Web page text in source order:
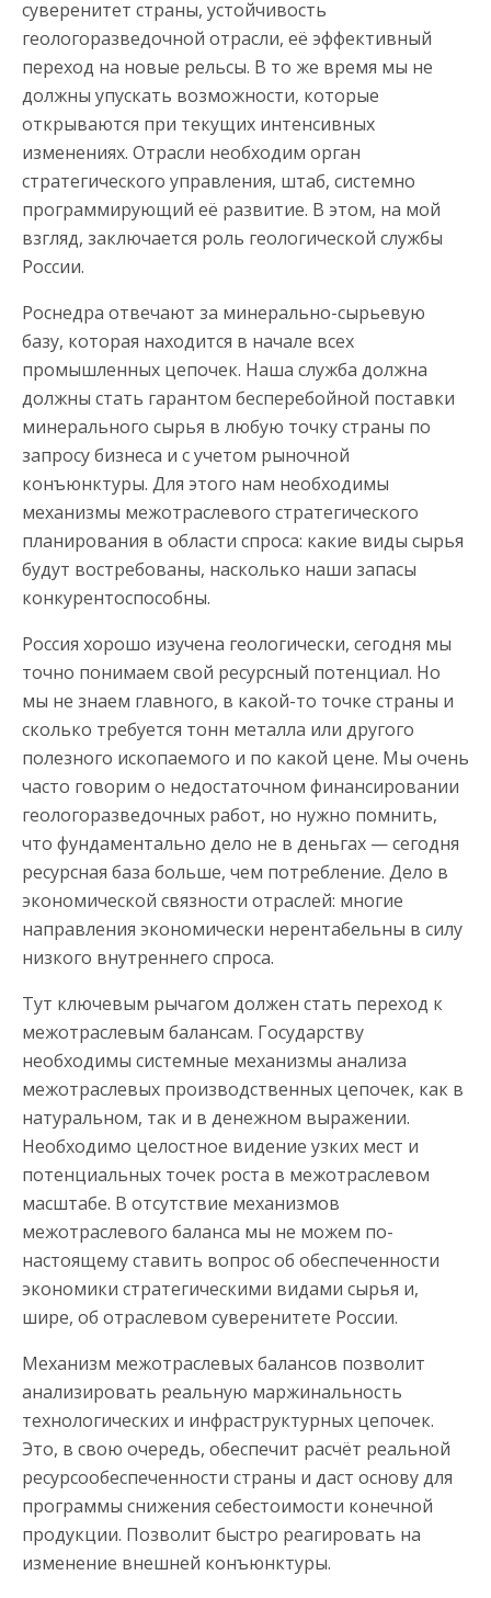
суверенитет страны, устойчивость
геологоразведочной отрасли, её эффективный
переход на новые рельсы. В то же время мы не
должны упускать возможности, которые
открываются при текущих интенсивных
изменениях. Отрасли необходим орган
стратегического управления, штаб, системно
программирующий её развитие. В этом, на мой
взгляд, заключается роль геологической службы
России.
Роснедра отвечают за минерально-сырьевую
базу, которая находится в начале всех
промышленных цепочек. Наша служба должна
должны стать гарантом бесперебойной поставки
минерального сырья в любую точку страны по
запросу бизнеса и с учетом рыночной
конъюнктуры. Для этого нам необходимы
механизмы межотраслевого стратегического
планирования в области спроса: какие виды сырья
будут востребованы, насколько наши запасы
конкурентоспособны.
Россия хорошо изучена геологически, сегодня мы
точно понимаем свой ресурсный потенциал. Но
мы не знаем главного, в какой-то точке страны и
сколько требуется тонн металла или другого
полезного ископаемого и по какой цене. Мы очень
часто говорим о недостаточном финансировании
геологоразведочных работ, но нужно помнить,
что фундаментально дело не в деньгах — сегодня
ресурсная база больше, чем потребление. Дело в
экономической связности отраслей: многие
направления экономически нерентабельны в силу
низкого внутреннего спроса.
Тут ключевым рычагом должен стать переход к
межотраслевым балансам. Государству
необходимы системные механизмы анализа
межотраслевых производственных цепочек, как в
натуральном, так и в денежном выражении.
Необходимо целостное видение узких мест и
потенциальных точек роста в межотраслевом
масштабе. В отсутствие механизмов
межотраслевого баланса мы не можем по-
настоящему ставить вопрос об обеспеченности
экономики стратегическими видами сырья и,
шире, об отраслевом суверенитете России.
Механизм межотраслевых балансов позволит
анализировать реальную маржинальность
технологических и инфраструктурных цепочек.
Это, в свою очередь, обеспечит расчёт реальной
ресурсообеспеченности страны и даст основу для
программы снижения себестоимости конечной
продукции. Позволит быстро реагировать на
изменение внешней конъюнктуры.